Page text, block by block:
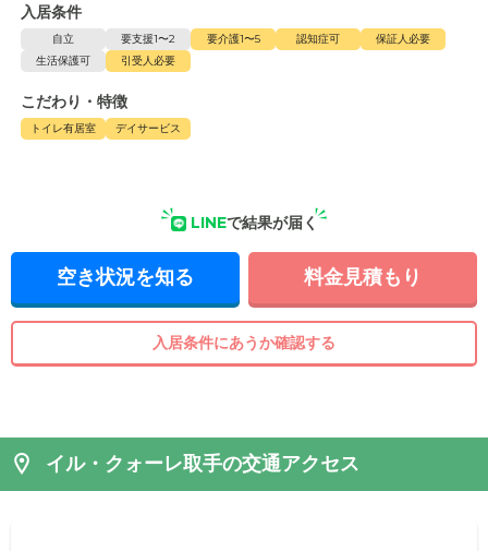
入居条件
自立 要支援1〜2 要介護1〜5 認知症可
保証人必要
生活保護可
引受人必要
こだわり・特徴
トイレ有居室 デイサービス
LINEで結果が届く
空き状況を知る 料金見積もり
入居条件にあうか確認する
イル・クォーレ取手の交通アクセス